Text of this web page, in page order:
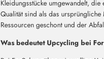
Kleidungsstücke umgewandelt,
Qualität sind als das
Ressourcen geschont und der
Was bedeutet Upcycling bei